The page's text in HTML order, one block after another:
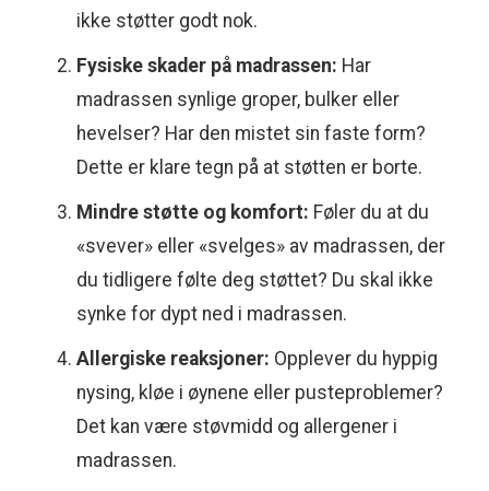
ikke støtter godt nok.
Fysiske skader på madrassen: Har
madrassen synlige groper, bulker eller
hevelser? Har den mistet sin faste form?
Dette er klare tegn på at støtten er borte.
Mindre støtte og komfort: Føler du at du
«svever» eller «svelges» av madrassen, der
du tidligere følte deg støttet? Du skal ikke
synke for dypt ned i madrassen.
Allergiske reaksjoner: Opplever du hyppig
nysing, kløe i øynene eller pusteproblemer?
Det kan være støvmidd og allergener i
madrassen.